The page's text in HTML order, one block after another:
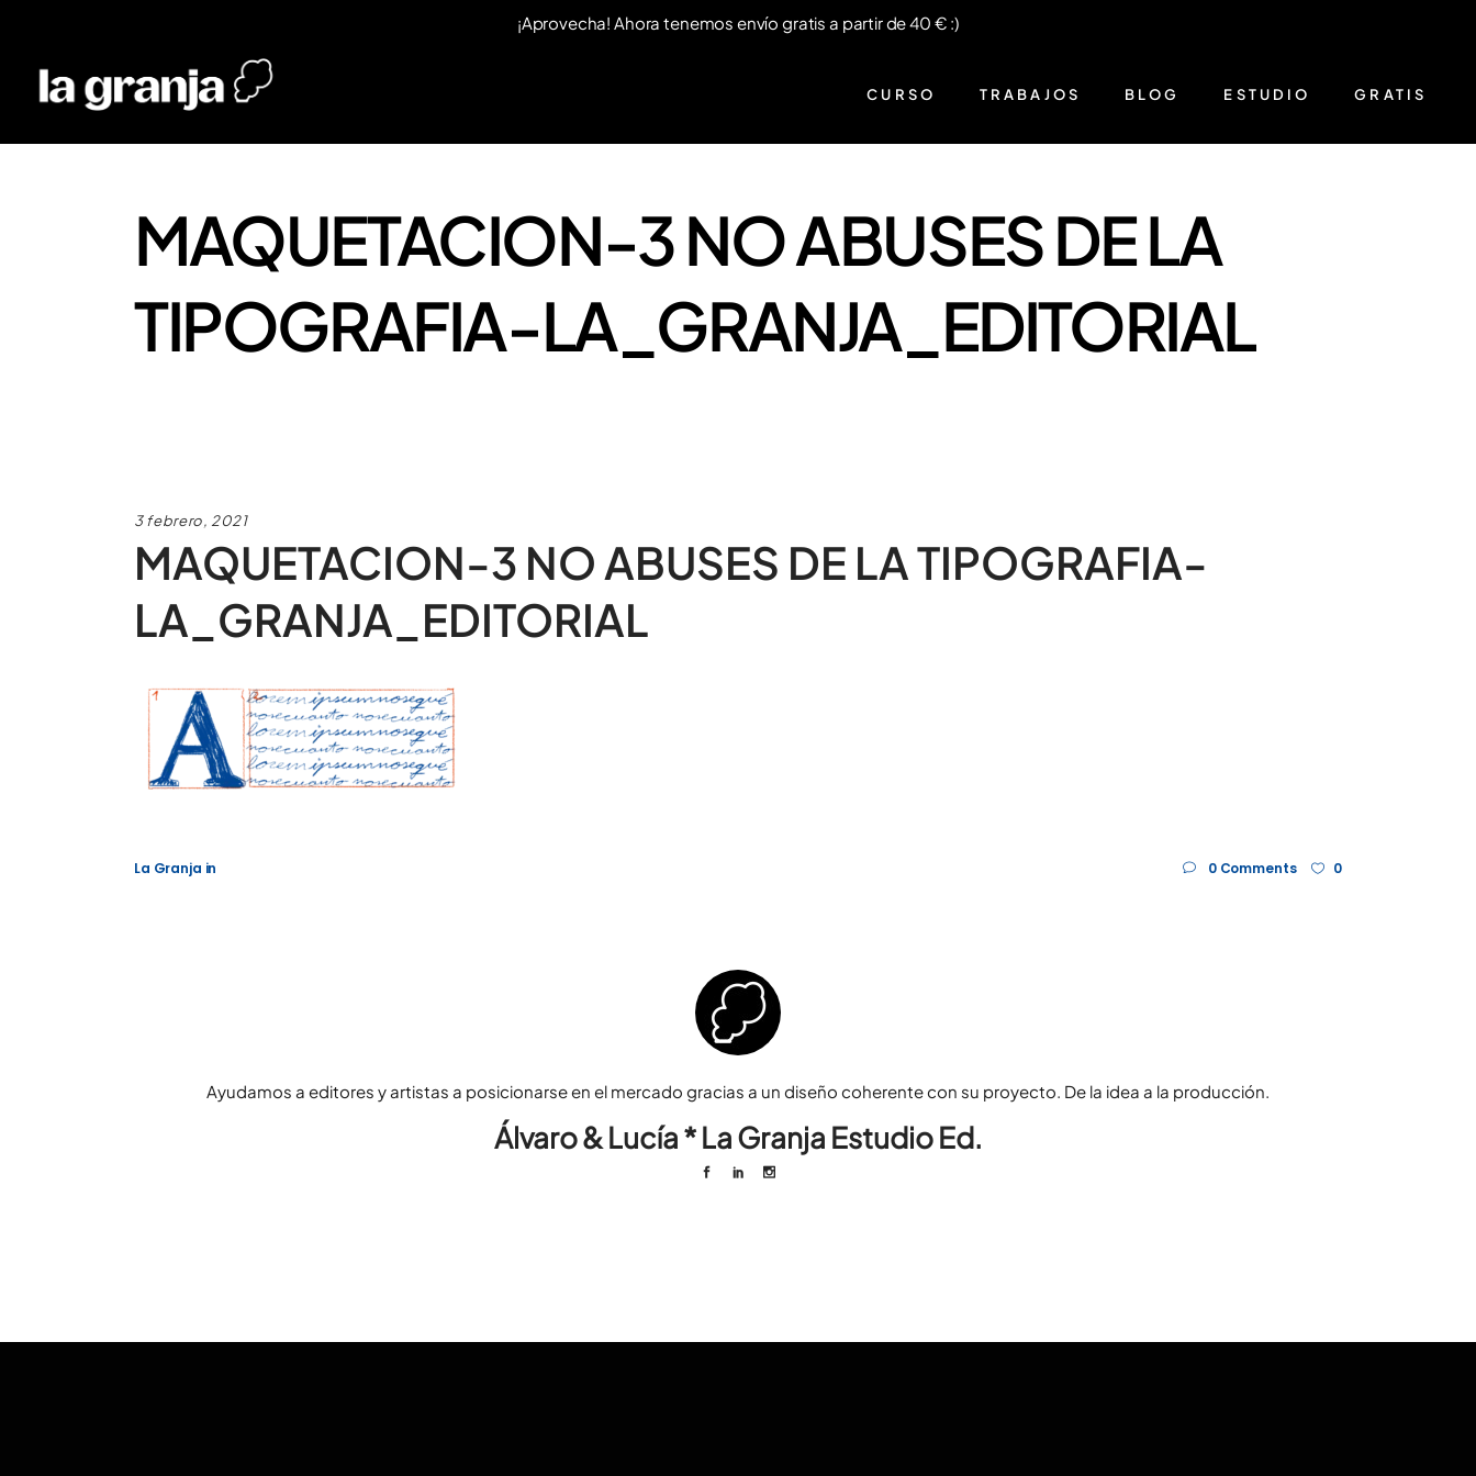
CURSO TRABAJOS BLOG ESTUDIO GRATIS
MAQUETACION-3 NO ABUSES DE LA
TIPOGRAFIA-LA_GRANJA_EDITORIAL
3 febrero, 2021
MAQUETACION-3 NO ABUSES DE LA TIPOGRAFIA-
LA_GRANJA_EDITORIAL
La Granja in 0 Comments 0
Ayudamos a editores y artistas a posicionarse en el mercado gracias a un diseño coherente con su proyecto. De la idea a la producción.
Álvaro & Lucía * La Granja Estudio Ed.
¡Aprovecha! Ahora tenemos envío gratis a partir de 40 € :)